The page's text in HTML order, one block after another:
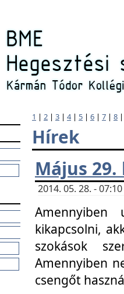
1 | 2 | 3 | 4| 5 | 6 | 7 | 8
Hírek
Május
2014. 05. 28. -
kikapcsolni,
szokások
Amennyiben
csengőt